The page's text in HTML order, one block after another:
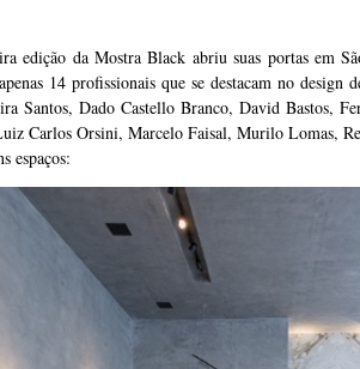
edição da Mostra Black abriu suas portas em
14 profissionais que se destacam no
Santos, Dado Castello Branco, David Bastos,
Carlos Orsini, Marcelo Faisal, Murilo Lomas,
espaços: